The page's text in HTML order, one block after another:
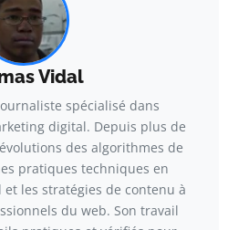
Vidal
spécialisé dans
digital. Depuis plus de
des algorithmes de
pratiques techniques en
les stratégies de contenu à
du web. Son travail